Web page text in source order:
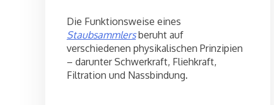
Die Funktionsweise eines
Staubsammlersberuht auf
verschiedenen physikalischen Prinzipien
– darunter Schwerkraft, Fliehkraft,
Filtration und Nassbindung.